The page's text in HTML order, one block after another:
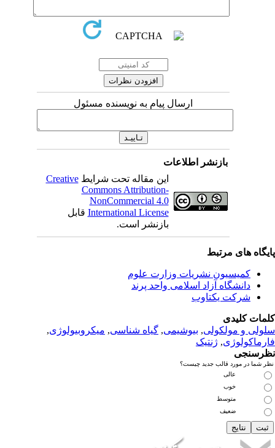
ارسال پیام به نویسنده مسئول
اطلاعات
این مقاله تحت شرایطCreative
Commons Attribution-
NonCommercial 4.0
International Licenseقابل
نشریات وزارت علوم
اسلامی واحد پرند
,بیوشیمی,گیاه شناسی,میکروبیولوژی
جدید چیست؟